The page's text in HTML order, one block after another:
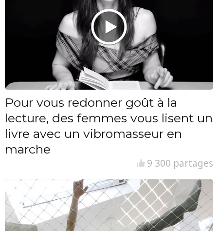
Pour vous redonner goût à la
lecture, des femmes vous lisent un
livre avec un vibromasseur en
marche
9 300 partages